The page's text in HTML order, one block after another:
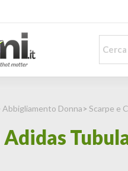
Abbigliamento Donna>Scarpe e
Adidas